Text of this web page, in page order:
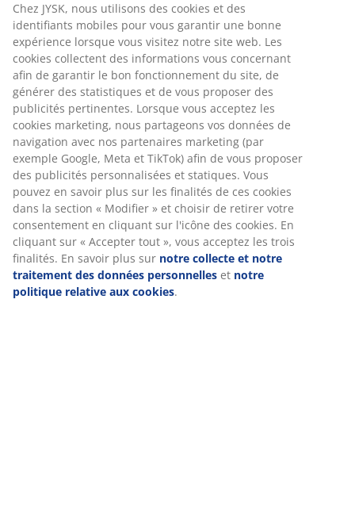
Chez JYSK, nous utilisons des cookies et des
identifiants mobiles pour vous garantir une bonne
expérience lorsque vous visitez notre site web. Les
cookies collectent des informations vous concernant
afin de garantir le bon fonctionnement du site, de
générer des statistiques et de vous proposer des
publicités pertinentes. Lorsque vous acceptez les
cookies marketing, nous partageons vos données de
navigation avec nos partenaires marketing (par
exemple Google, Meta et TikTok) afin de vous proposer
des publicités personnalisées et statiques. Vous
pouvez en savoir plus sur les finalités de ces cookies
dans la section « Modifier » et choisir de retirer votre
consentement en cliquant sur l'icône des cookies. En
cliquant sur « Accepter tout », vous acceptez les trois
finalités. En savoir plus sur notre collecte et notre
traitement des données personnelles et notre
politique relative aux cookies.